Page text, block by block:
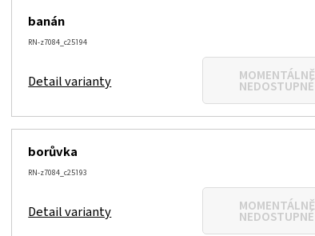
banán
RN-z7084_c25194
Detail varianty
MOMENTÁLNĚ
NEDOSTUPNÉ
borůvka
RN-z7084_c25193
Detail varianty
MOMENTÁLNĚ
NEDOSTUPNÉ